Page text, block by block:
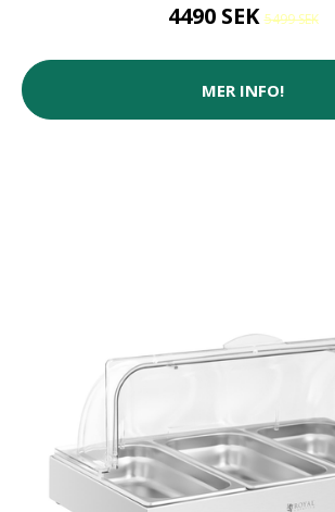
4490 SEK5499 SEK
MER INFO!